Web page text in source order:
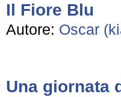
Il Fiore Blu
Autore: Oscar
Una giornata